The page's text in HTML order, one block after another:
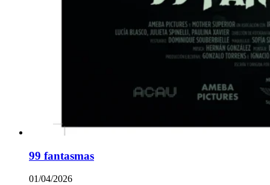
99 fantasmas
01/04/2026